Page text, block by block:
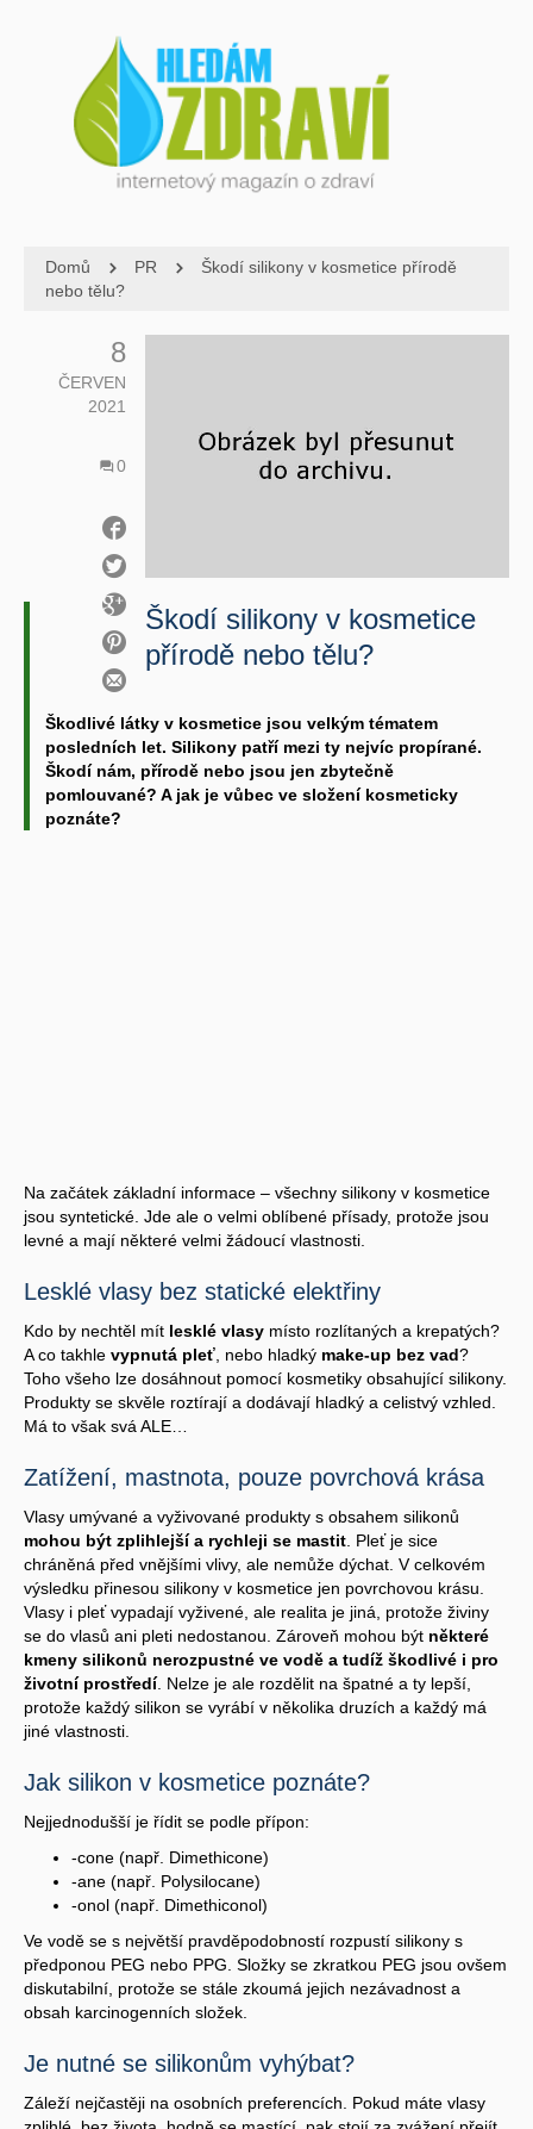
Domů PR
Škodí silikony v kosmetice přírodě
nebo tělu?
8
ČERVEN
2021
0
Škodí silikony v kosmetice
přírodě nebo tělu?
Škodlivé látky v kosmetice jsou velkým tématem
posledních let. Silikony patří mezi ty nejvíc propírané.
Škodí nám, přírodě nebo jsou jen zbytečně
pomlouvané? A jak je vůbec ve složení kosmeticky
poznáte?
Na začátek základní informace – všechny silikony v kosmetice
jsou syntetické. Jde ale o velmi oblíbené přísady, protože jsou
levné a mají některé velmi žádoucí vlastnosti.
Lesklé vlasy bez statické elektřiny
Kdo by nechtěl mít lesklé vlasy místo rozlítaných a krepatých?
A co takhle vypnutá pleť , nebo hladký make-up bez vad?
Toho všeho lze dosáhnout pomocí kosmetiky obsahující silikony.
Produkty se skvěle roztírají a dodávají hladký a celistvý vzhled.
Má to však svá ALE…
Zatížení, mastnota, pouze povrchová krása
Vlasy umývané a vyživované produkty s obsahem silikonů
mohou být zplihlejší a rychleji se mastit . Pleť je sice
chráněná před vnějšími vlivy, ale nemůže dýchat. V celkovém
výsledku přinesou silikony v kosmetice jen povrchovou krásu.
Vlasy i pleť vypadají vyživené, ale realita je jiná, protože živiny
se do vlasů ani pleti nedostanou. Zároveň mohou být některé
kmeny silikonů nerozpustné ve vodě a tudíž škodlivé i pro
životní prostředí. Nelze je ale rozdělit na špatné a ty lepší,
protože každý silikon se vyrábí v několika druzích a každý má
jiné vlastnosti.
Jak silikon v kosmetice poznáte?
Nejjednodušší je řídit se podle přípon:
-cone (např. Dimethicone)
-ane (např. Polysilocane)
-onol (např. Dimethiconol)
Ve vodě se s největší pravděpodobností rozpustí silikony s
předponou PEG nebo PPG. Složky se zkratkou PEG jsou ovšem
diskutabilní, protože se stále zkoumá jejich nezávadnost a
obsah karcinogenních složek.
Je nutné se silikonům vyhýbat?
Záleží nejčastěji na osobních preferencích. Pokud máte vlasy